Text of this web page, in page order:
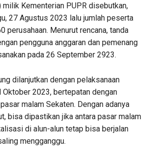
milik Kementerian PUPR disebutkan,
27 Agustus 2023 lalu jumlah peserta
perusahaan. Menurut rencana, tanda
pengguna anggaran dan pemenang
pada 26 September 2923.
dilanjutkan dengan pelaksanaan
Oktober 2023, bertepatan dengan
malam Sekaten. Dengan adanya
bisa dipastikan jika antara pasar malam
di alun-alun tetap bisa berjalan
mengganggu.